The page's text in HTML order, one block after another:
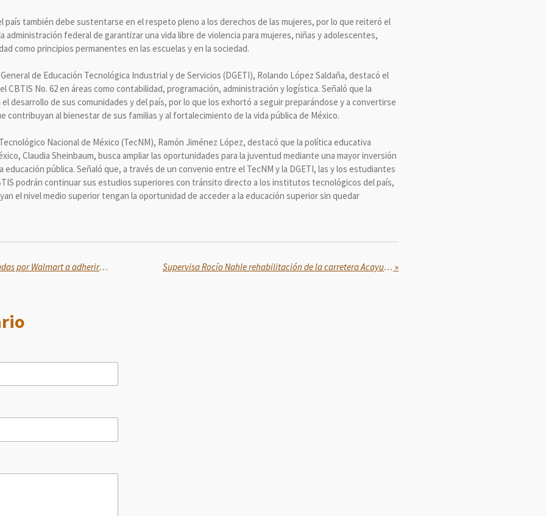
país también debe sustentarse en el respeto pleno a los derechos de las mujeres, por lo que reiteró el
administración federal de garantizar una vida libre de violencia para mujeres, niñas y adolescentes,
como principios permanentes en las escuelas y en la sociedad.
de Educación Tecnológica Industrial y de Servicios (DGETI), Rolando López Saldaña, destacó el
CBTIS No. 62 en áreas como contabilidad, programación, administración y logística. Señaló que la
desarrollo de sus comunidades y del país, por lo que los exhortó a seguir preparándose y a convertirse
contribuyan al bienestar de sus familias y al fortalecimiento de la vida pública de México.
Nacional de México (TecNM), Ramón Jiménez López, destacó que la política educativa
Claudia Sheinbaum, busca ampliar las oportunidades para la juventud mediante una mayor inversión
pública. Señaló que, a través de un convenio entre el TecNM y la DGETI, las y los estudiantes
podrán continuar sus estudios superiores con tránsito directo a los institutos tecnológicos del país,
el nivel medio superior tengan la oportunidad de acceder a la educación superior sin quedar
Profeco llama a personas afectadas por Walmart a adherirse a la demanda de acción colectiva Supervisa Rocío Nahle rehabilitación de la carretera Acayucan–Soteapan »